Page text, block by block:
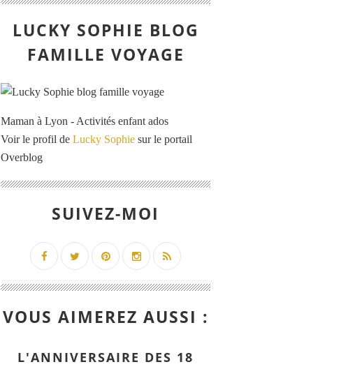
LUCKY SOPHIE BLOG
FAMILLE VOYAGE
Maman à Lyon - Activités enfant ados
Voir le profil de Lucky Sophie sur le portail
Overblog
SUIVEZ-MOI
VOUS AIMEREZ AUSSI :
L'ANNIVERSAIRE DES 18